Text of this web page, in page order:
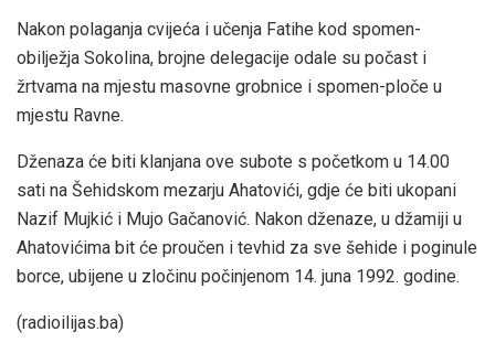
Nakon polaganja cvijeća i učenja Fatihe kod spomen-
obilježja Sokolina, brojne delegacije odale su počast i
žrtvama na mjestu masovne grobnice i spomen-ploče u
mjestu Ravne.
Dženaza će biti klanjana ove subote s početkom u 14.00
sati na Šehidskom mezarju Ahatovići, gdje će biti ukopani
Nazif Mujkić i Mujo Gačanović. Nakon dženaze, u džamiji u
Ahatovićima bit će proučen i tevhid za sve šehide i poginule
borce, ubijene u zločinu počinjenom 14. juna 1992. godine.
(radioilijas.ba)